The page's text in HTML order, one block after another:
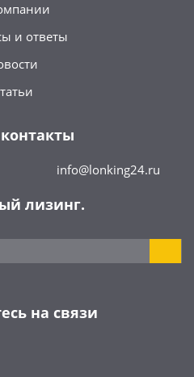
и ответы
info@lonking24.ru
лизинг.
на связи